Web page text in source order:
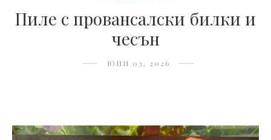
Пиле с провансалски билки и
чесън
ЮНИ 03, 2026